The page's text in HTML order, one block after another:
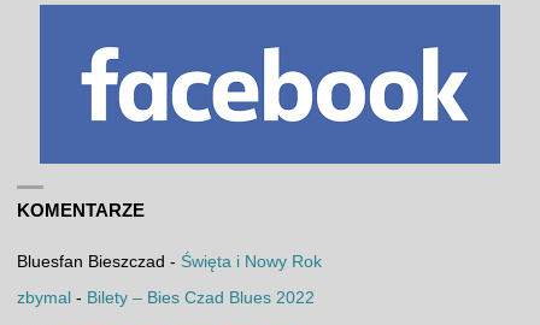
KOMENTARZE
Bluesfan Bieszczad - Święta i Nowy Rok
zbymal - Bilety – Bies Czad Blues 2022